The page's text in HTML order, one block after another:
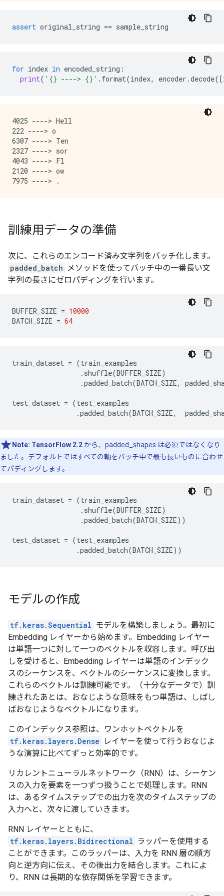
assert original_string == sample_string
for index in encoded_string :
print( ' {} ----> {} ' . format(index, encoder .decode([
4025 ----> Hell
222 ----> o
6307 ----> Ten
2327 ----> sor
4043 ----> Fl
2120 ----> ow
訓練用データの準備
次に、これらのエンコード済み文字列をバッチ化します。
padded_batch メソッドを使ってバッチ中の一番長い文
字列の長さにゼロパディングを行います。
BUFFER_SIZE = 10000
BATCH_SIZE = 64
train_dataset = (train_examples
. shuffle(BUFFER_SIZE)
.padded_batch(BATCH_SIZE,
test_dataset = (test_examples
.padded_batch(BATCH_SIZE,
Note: TensorFlow 2.2から、padded_shapes は必須ではなくなり
ました。デフォルトではすべての軸をバッチ中で最も長いものに合わせ
てパディングします。
train_dataset = (train_examples
. shuffle(BUFFER_SIZE)
.padded_batch(BATCH_SIZE))
test_dataset = (test_examples
.padded_batch(BATCH_SIZE))
モデルの作成
tf.keras.Sequential モデルを構築しましょう。最初に
Embedding レイヤーから始めます。Embedding レイヤー
は単語一つに対して一つのベクトルを収容します。呼び出
しを受けると、Embedding レイヤーは単語のインデック
スのシーケンスを、ベクトルのシーケンスに変換します。
これらのベクトルは訓練可能です。（十分なデータで）訓
練されたあとは、おなじような意味をもつ単語は、しばし
ばおなじようなベクトルになります。
このインデックス参照は、ワンホットベクトルを
tf.keras.layers.Dense
レイヤーを使って行うおなじよ
うな演算に比べてずっと効率的です。
リカレントニューラルネットワーク（RNN）は、シーケン
スの入力を要素を一つずつ扱うことで処理します。RNN
は、あるタイムステップでの出力を次のタイムステップの
入力へと、次々に渡していきます。
RNN レイヤーとともに、
tf.keras.layers.Bidirectional ラッパーを使用する
ことができます。このラッパーは、入力を RNN 層の順方
向と逆方向に伝え、その後出力を結合します。これによ
り、RNN は長期的な依存関係を学習できます。